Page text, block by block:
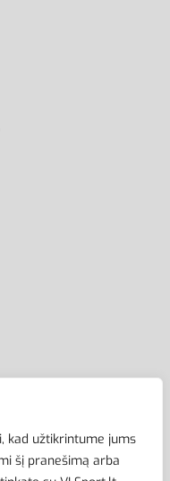
kad užtikrintume jums
šį pranešimą arba